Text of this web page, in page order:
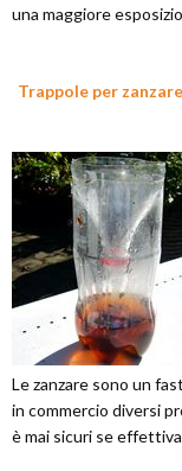
una maggiore
Trappole per zanzare
Le zanzare sono un
in commercio diversi
è mai sicuri se